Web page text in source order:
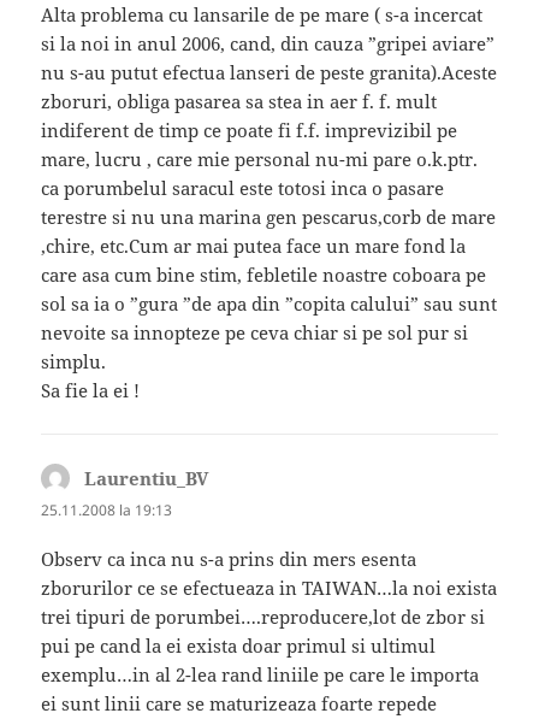
Alta problema cu lansarile de pe mare ( s-a incercat
si la noi in anul 2006, cand, din cauza ”gripei aviare”
nu s-au putut efectua lanseri de peste granita).Aceste
zboruri, obliga pasarea sa stea in aer f. f. mult
indiferent de timp ce poate fi f.f. imprevizibil pe
mare, lucru , care mie personal nu-mi pare o.k.ptr.
ca porumbelul saracul este totosi inca o pasare
terestre si nu una marina gen pescarus,corb de mare
,chire, etc.Cum ar mai putea face un mare fond la
care asa cum bine stim, febletile noastre coboara pe
sol sa ia o ”gura ”de apa din ”copita calului” sau sunt
nevoite sa innopteze pe ceva chiar si pe sol pur si
simplu.
Sa fie la ei !
Laurentiu_BVspune:
25.11.2008 la 19:13
Observ ca inca nu s-a prins din mers esenta
zborurilor ce se efectueaza in TAIWAN…la noi exista
trei tipuri de porumbei….reproducere,lot de zbor si
pui pe cand la ei exista doar primul si ultimul
exemplu…in al 2-lea rand liniile pe care le importa
ei sunt linii care se maturizeaza foarte repede